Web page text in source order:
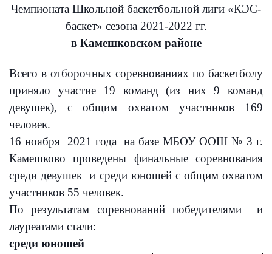
Чемпионата Школьной баскетбольной лиги «КЭС-
баскет» сезона 2021-2022 гг.
в Камешковском районе
Всего в отборочных соревнованиях по баскетболу
приняло участие 19 команд (из них 9 команд
девушек), с общим охватом участников 169
человек.
16 ноября 2021 года на базе МБОУ ООШ № 3 г.
Камешково проведены финальные соревнования
среди девушек и среди юношей с общим охватом
участников 55 человек.
По результатам соревнований победителями и
лауреатами стали:
среди юношей